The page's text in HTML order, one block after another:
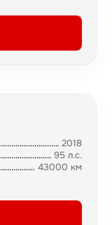
2018
95 л.с.
43000 км